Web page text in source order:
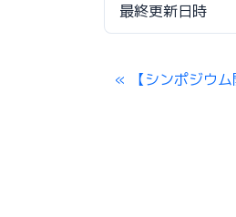
最終更新日時
【シンポジウ